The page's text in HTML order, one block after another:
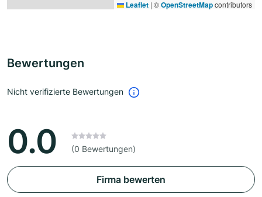
Leaflet | ©OpenStreetMapcontributors
Bewertungen
Nicht verifizierte Bewertungen
0.0 (0 Bewertungen)
Firma bewerten